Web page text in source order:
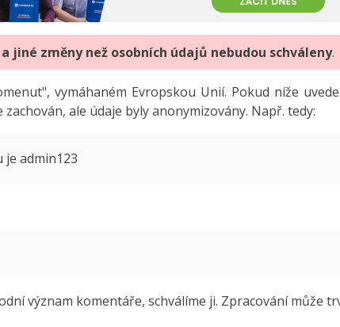
změny než osobních údajů nebudou schváleny.
vymáhaném Evropskou Unií. Pokud níže
ale údaje byly anonymizovány. Např. tedy:
je admin123
význam komentáře, schválíme ji. Zpracování může